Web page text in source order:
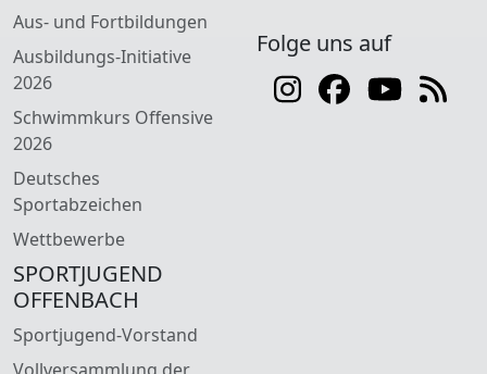
Aus- und Fortbildungen
Ausbildungs-Initiative
2026
Schwimmkurs Offensive
2026
Deutsches
Sportabzeichen
Wettbewerbe
SPORTJUGEND
OFFENBACH
Sportjugend-Vorstand
Folge uns auf